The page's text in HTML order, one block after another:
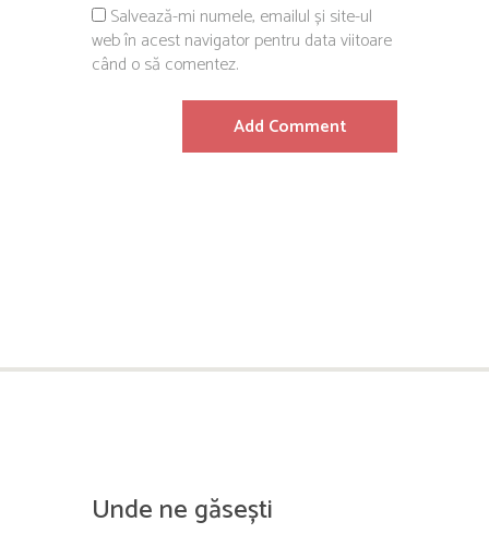
Salvează-mi numele, emailul și site-ul
web în acest navigator pentru data viitoare
când o să comentez.
Unde ne găsești